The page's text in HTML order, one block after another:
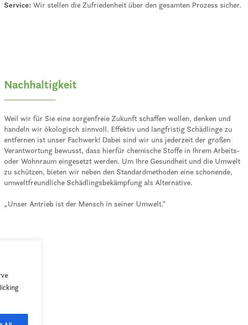
Service: Wir stellen die Zufriedenheit über den gesamten Prozess sicher.
Nachhaltigkeit
Weil wir für Sie eine sorgenfreie Zukunft schaffen wollen, denken und
handeln wir ökologisch sinnvoll. Effektiv und langfristig Schädlinge zu
entfernen ist unser Fachwerk! Dabei sind wir uns jederzeit der großen
Verantwortung bewusst, dass hierfür chemische Stoffe in Ihrem Arbeits-
oder Wohnraum eingesetzt werden. Um Ihre Gesundheit und die Umwelt
zu schützen, bieten wir neben den Standardmethoden eine schonende,
umweltfreundliche Schädlingsbekämpfung als Alternative.
„Unser Antrieb ist der Mensch in seiner Umwelt.“